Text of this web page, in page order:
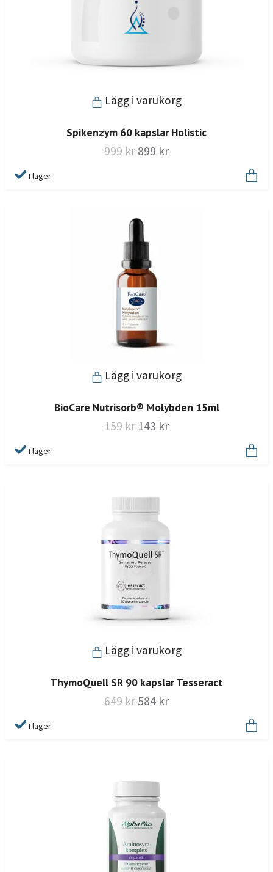
Lägg i varukorg
Spikenzym 60 kapslar Holistic
999 kr 899 kr
I lager
Lägg i varukorg
BioCare Nutrisorb® Molybden 15ml
159 kr 143 kr
I lager
Lägg i varukorg
ThymoQuell SR 90 kapslar Tesseract
649 kr 584 kr
I lager